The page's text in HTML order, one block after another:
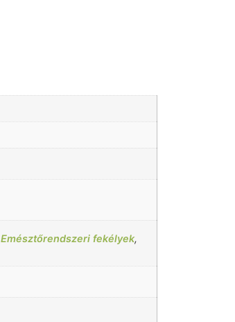
Emésztőrendszeri fekélyek,